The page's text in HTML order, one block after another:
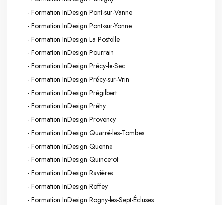
- Formation InDesign Pont-sur-Vanne
- Formation InDesign Pont-sur-Yonne
- Formation InDesign La Postolle
- Formation InDesign Pourrain
- Formation InDesign Précy-le-Sec
- Formation InDesign Précy-sur-Vrin
- Formation InDesign Prégilbert
- Formation InDesign Préhy
- Formation InDesign Provency
- Formation InDesign Quarré-les-Tombes
- Formation InDesign Quenne
- Formation InDesign Quincerot
- Formation InDesign Ravières
- Formation InDesign Roffey
- Formation InDesign Rogny-les-Sept-Écluses